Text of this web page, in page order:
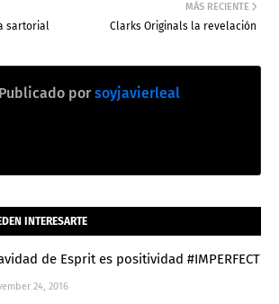
MÁS RECIENTE
Clarks Originals la revelación
sartorial
Publicado por soyjavierleal
INTERESARTE
de Esprit es positividad #IMPERFECT
24, 2016